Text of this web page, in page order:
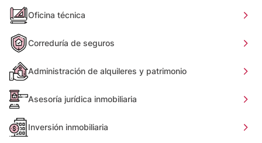
Oficina técnica
Correduría de seguros
Administración de alquileres y patrimonio
Asesoría jurídica inmobiliaria
Inversión inmobiliaria